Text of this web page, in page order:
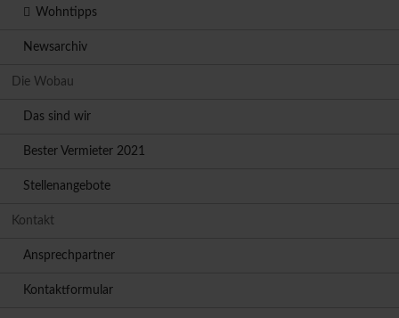
Wohntipps
Newsarchiv
Die Wobau
Das sind wir
Bester Vermieter 2021
Stellenangebote
Kontakt
Ansprechpartner
Kontaktformular